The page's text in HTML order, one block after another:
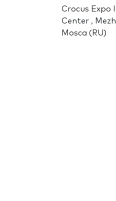
Crocus Expo
Center ,
Mosca (RU)